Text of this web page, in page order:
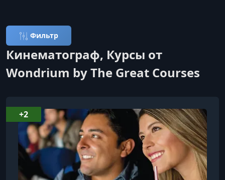
Фильтр
Кинематограф, Курсы от
Wondrium by The Great Courses
+2